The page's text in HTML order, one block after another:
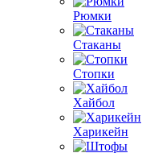
Рюмки
Стаканы
Стопки
Хайбол
Харикейн